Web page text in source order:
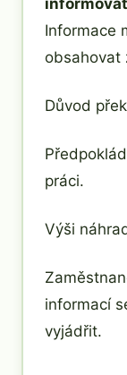
Informace
obsahovat
Důvod
práci.
Výši
informací
vyjádřit.